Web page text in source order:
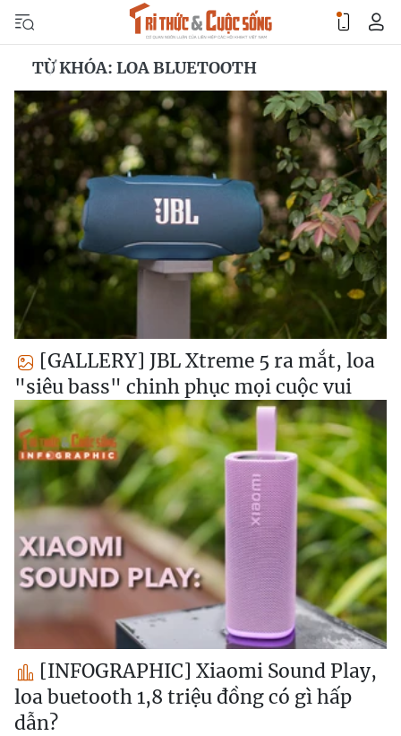
TỪ KHÓA: LOA BLUETOOTH
[GALLERY] JBL Xtreme 5 ra mắt, loa
"siêu bass" chinh phục mọi cuộc vui
[INFOGRAPHIC] Xiaomi Sound Play,
loa buetooth 1,8 triệu đồng có gì hấp
dẫn?